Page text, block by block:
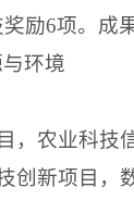
励6项。成
环境
，农业科技
创新项目，